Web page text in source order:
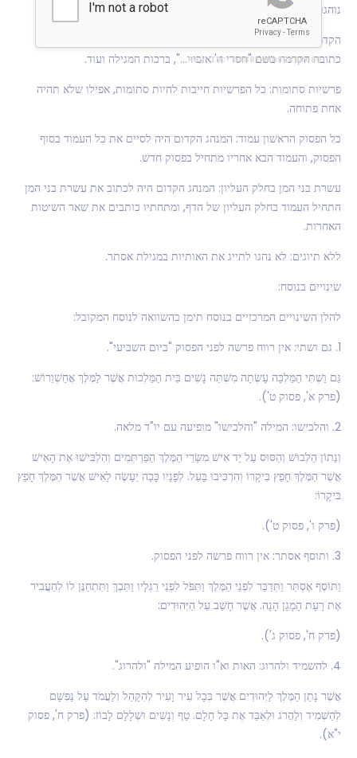
נוהגת אותה לכתוב על גויל.
הקדמה למגילה: נוסח תימן כולל עמוד נפרד, בלתי מחובר למגילה, ובו
כתובה הקדמה בשם "חסדי ה' אזכיר...", ברכות המגילה ועוד.
פרשיות סתומות: כל הפרשיות חייבות להיות סתומות, אפילו שלא תהיה
אחת פתוחה.
כל הפסוק הראשון עמוד: המנהג הקדום היה לסיים את כל העמוד בסוף
הפסוק, והעמוד הבא אחריו מתחיל בפסוק חדש.
עשרת בני המן בחלק העליון: המנהג הקדום היה לכתוב את עשרת בני המן
התחיל העמוד בחלק העליון של הדף, ומתחתיו כותבים את שאר השיטות
האחרות.
ללא תיוגים: לא נהגו לתייג את האותיות במגילת אסתר.
שינויים בנוסח:
להלן השינויים המרכזיים בנוסח תימן בהשוואה לנוסח המקובל:
1. גם ושתי: אין רווח פרשה לפני הפסוק "ביום השביעי".
גַּם וַשְׁתִּי הַמַּלְכָּה עָשְׂתָה מִשְׁתֵּה נָשִׁים בֵּית הַמַּלְכוּת אֲשֶׁר לַמֶּלֶךְ אֲחַשְׁוֵרוֹשׁ:
(פרק א', פסוק ט').
2. והלבישו: המילה "והלבישו" מופיעה עם יו"ד מלאה.
וְנָתוֹן הַלְּבוּשׁ וְהַסּוּס עַל יַד אִישׁ מִשָּׂרֵי הַמֶּלֶךְ הַפַּרְתְּמִים וְהִלְבִּישׁוּ אֶת הָאִישׁ
אֲשֶׁר הַמֶּלֶךְ חָפֵץ בִּיקָרוֹ וְהִרְכִּיבוּ בָּעַל. לְפָנָיו כָּכָה יֵעָשֶׂה לָאִישׁ אֲשֶׁר הַמֶּלֶךְ חָפֵץ
בִּיקָרוֹ:
(פרק ו', פסוק ט').
3. ותוסף אסתר: אין רווח פרשה לפני הפסוק.
וַתּוֹסֶף אֶסְתֵּר וַתְּדַבֵּר לִפְנֵי הַמֶּלֶךְ וַתִּפֹּל לִפְנֵי רַגְלָיו וַתֵּבְךְּ וַתִּתְחַנֶּן לוֹ לְהַעֲבִיר
אֶת רָעָת הָמָגָן הָנָה. אֲשֶׁר חָשַׁב עַל הַיְּהוּדִים:
(פרק ח', פסוק ג').
4. להשמיד ולהרוג: האות וא"ו הופיע המילה "ולהרוג".
אֲשֶׁר נָתַן הַמֶּלֶךְ לַיְּהוּדִים אֲשֶׁר בְּכָל עִיר וָעִיר לְהִקָּהֵל וְלַעֲמֹד עַל נַפְשָׁם
לְהַשְׁמִיד וְלַהֲרֹג וּלְאַבֵּד אֶת כָּל חָלָם. טַף וְנָשִׁים וּשְׁלָלָם לָבוֹז: (פרק ח', פסוק
י"א).